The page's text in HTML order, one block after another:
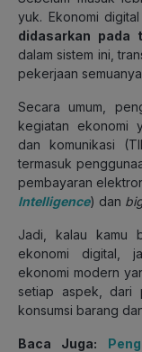
yuk. Ekonomi
didasarkan pada
dalam sistem ini,
pekerjaan
Secara umum,
kegiatan ekonomi
dan komunikasi
termasuk
pembayaran
Intelligence) dan
Jadi, kalau kamu
ekonomi digital,
ekonomi modern
setiap aspek, dari
konsumsi barang
Baca Juga: